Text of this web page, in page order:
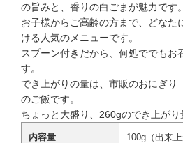
の旨みと、香りの白ごまが魅力です。
お子様からご高齢の方まで、どなた
ける人気のメニューです。
スプーン付きだから、何処ででもお
す。
でき上がりの量は、市販のおにぎり
のご飯です。
ちょっと大盛り、260gのでき上がり
内容量 100g（出来